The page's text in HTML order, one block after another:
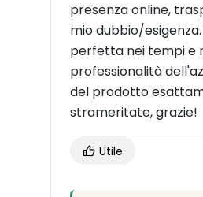
presenza online,
mio dubbio/
perfetta nei tempi e
professionalità
del prodotto
strameritate, grazie!
Utile